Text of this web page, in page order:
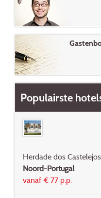
Populairste
Herdade dos Castelejos
Noord-Portugal
vanaf € 77 p.p.